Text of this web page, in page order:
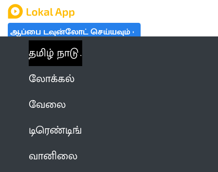
ஆப்பை டவுன்லோட் செய்யவும்
தமிழ் நாடு
லோக்கல்
வேலை
டிரெண்டிங்
வானிலை